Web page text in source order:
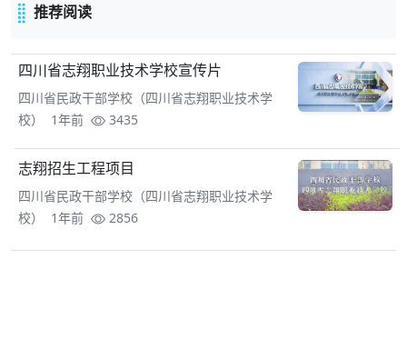
推荐阅读
四川省志翔职业技术学校宣传片
四川省民政干部学校（四川省志翔职业技术学
校） 1年前
3435
志翔招生工程项目
四川省民政干部学校（四川省志翔职业技术学
校） 1年前
2856